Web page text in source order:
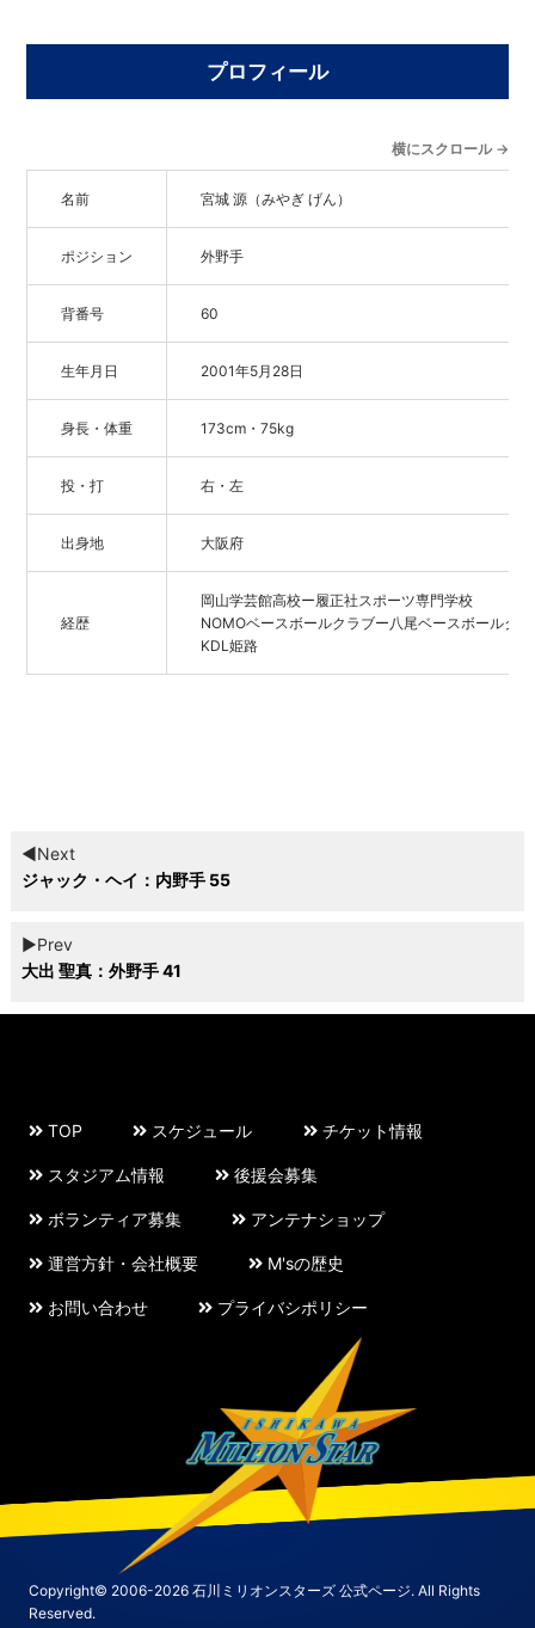
プロフィール
名前 宮城 源（みやぎ げん）
ポジション 外野手
背番号 60
生年月日 2001年5月28日
身長・体重 173cm・75kg
投・打 右・左
出身地 大阪府
経歴
岡山学芸館高校ー履正社スポーツ専門学校
NOMOベースボールクラブー八尾ベースボールク
KDL姫路
横にスクロール →
◀︎Next
ジャック・ヘイ：内野手 55
▶︎Prev
大出 聖真：外野手 41
TOP スケジュール チケット情報
スタジアム情報 後援会募集
ボランティア募集 アンテナショップ
運営方針・会社概要 M'sの歴史
お問い合わせ プライバシポリシー
Copyright© 2006-2026 石川ミリオンスターズ 公式ページ. All Rights
Reserved.